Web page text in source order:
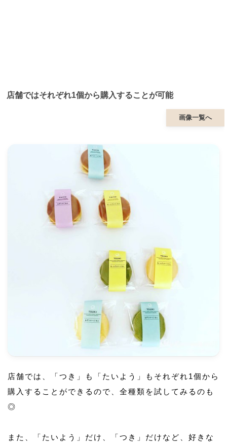
店舗ではそれぞれ1個から購入することが可能
画像一覧へ
店舗では、「つき」も「たいよう」もそれぞれ1個から
購入することができるので、全種類を試してみるのも
◎
また、「たいよう」だけ、「つき」だけなど、好きな